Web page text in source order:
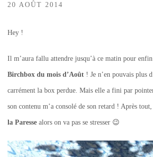
Lola
20 AOÛT 2014
Hey !
Il m’aura fallu attendre jusqu’à ce matin pour
Birchbox du mois d’Août ! Je n’en pouvais plus
carrément la box perdue. Mais elle a fini par
son contenu m’a consolé de son retard ! Après
la Paresse alors on va pas se stresser 😉